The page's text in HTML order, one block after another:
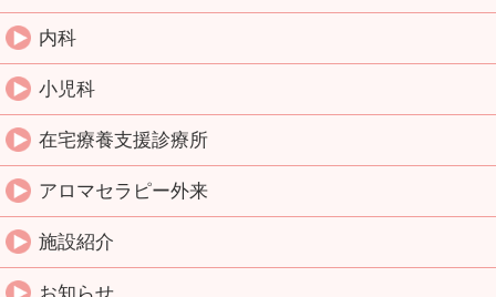
内科
小児科
在宅療養支援診療所
アロマセラピー外来
施設紹介
お知らせ